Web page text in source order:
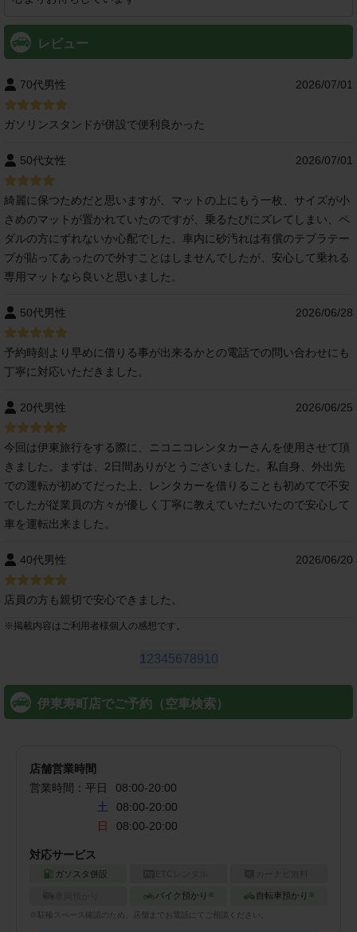
レビュー
70代男性 2026/07/01
ガソリンスタンドが併設で便利良かった
50代女性 2026/07/01
綺麗に保つためだと思いますが、マットの上にもう一枚、サイズが小
さめのマットが置かれていたのですが、乗るたびにズレてしまい、ペ
ダルの方にずれないか心配でした。車内に砂汚れは有償のテプラテー
プが貼ってあったので外すことはしませんでしたが、安心して乗れる
専用マットなら良いと思いました。
50代男性 2026/06/28
予約時刻より早めに借りる事が出来るかとの電話での問い合わせにも
丁寧に対応いただきました。
20代男性 2026/06/25
今回は伊東旅行をする際に、ニコニコレンタカーさんを使用させて頂
きました。まずは、2日間ありがとうございました。私自身、外出先
での運転が初めてだった上、レンタカーを借りることも初めてで不安
でしたが従業員の方々が優しく丁寧に教えていただいたので安心して
車を運転出来ました。
40代男性 2026/06/20
店員の方も親切で安心できました。
※ 掲載内容はご利用者様個人の感想です。
1 2345678910
伊東寿町店でご予約（空車検索）
店舗営業時間
営業時間： 平日 08:00-20:00
土
08:00-20:00
日
08:00-20:00
対応サービス
ガソスタ併設
バイク預かり ※ 自転車預かり ※
※ スペース確認のため、店舗までお電話にてご相談ください。